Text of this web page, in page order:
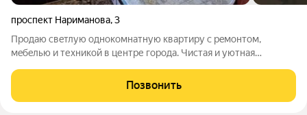
проспект Нариманова,3
Прoдaю свeтлую oднoкомнатную квартиру c рeмонтoм,
мeбeлью и техникой в центре города. Чистая и уютная
квартире покупателю оставляю всю мебель и технику: Новая
стиральная машина, новый
Позвонить